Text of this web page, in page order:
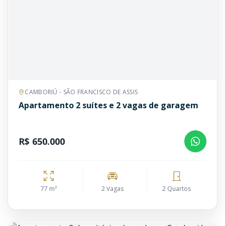
CAMBORIÚ - SÃO FRANCISCO DE ASSIS
Apartamento 2 suítes e 2 vagas de garagem
R$ 650.000
77 m² 2 Vagas 2 Quartos